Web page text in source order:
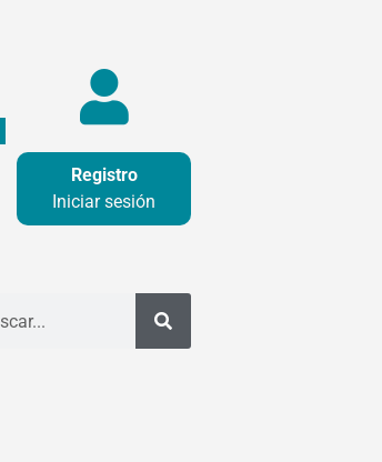
Registro
Iniciar sesión